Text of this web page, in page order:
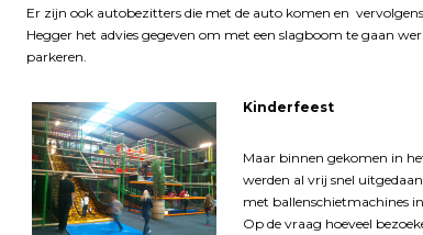
Er zijn ook autobezitters die met de auto komen en
Hegger het advies gegeven om met een slagboom te gaan
parkeren.
Kinderfeest
Maar binnen gekomen in
werden al vrij snel
met ballenschietmachines
Op de vraag hoeveel